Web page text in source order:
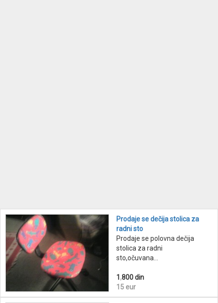
Prodaje se dečija stolica za
radni sto
Prodaje se polovna dečija
stolica za radni
sto,očuvana...
1 ,800 din
15 eur